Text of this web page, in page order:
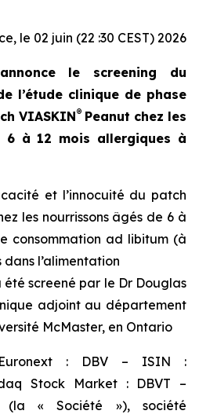
le 02 juin (22 :30 CEST) 2026
le screening du
l’étude clinique de phase
VIASKIN® Peanut chez les
6 à 12 mois allergiques à
et l’innocuité du patch
les nourrissons âgés de 6 à
consommation ad libitum (à
l’alimentation
screené par le Dr Douglas
adjoint au département
McMaster, en Ontario
: DBV – ISIN :
Stock Market : DBVT –
(la « Société »), société